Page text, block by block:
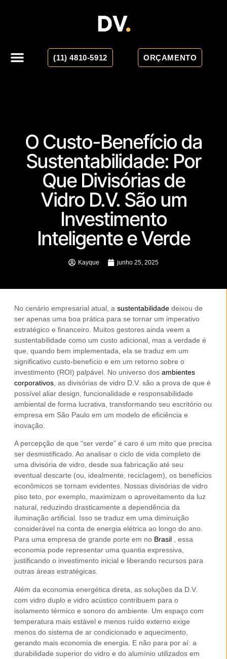
ORÇAMENTO
(11) 4810-5912
O Custo-Benefício da
Sustentabilidade: Por
Que Divisórias de
Vidro D.V. São um
Investimento
Inteligente e Verde
Kayque junho 25, 2025
No cenário empresarial atual, a sustentabilidade deixou de
ser apenas uma boa prática para se tornar um imperativo
estratégico e financeiro. Muitos gestores ainda veem a
sustentabilidade como um custo adicional, mas a verdade é
que, quando bem implementada, ela se traduz em um
significativo custo-benefício e em um retorno sobre o
investimento (ROI) palpável. No universo dos ambientes
corporativos , as divisórias de vidro D.V. são a prova de que é
possível aliar design, funcionalidade e responsabilidade
ambiental de forma lucrativa, transformando seu escritório ou
empresa em São Paulo em um modelo de eficiência e
inovação.
A percepção de que “ser verde” é caro é um mito que precisa
ser desmistificado. Ao analisar o ciclo de vida completo de
uma divisória de vidro, desde sua fabricação até seu
eventual descarte (ou, idealmente, reciclagem), os benefícios
econômicos se tornam evidentes. Nossas divisórias de vidro
piso teto, por exemplo, maximizam o aproveitamento da luz
natural, reduzindo drasticamente a dependência da
iluminação artificial. Isso se traduz em uma diminuição
considerável na conta de energia elétrica ao longo do ano.
Para uma empresa de grande porte em no Brasil , essa
economia pode representar uma quantia expressiva,
justificando o investimento inicial e liberando recursos para
outras áreas estratégicas.
Além da economia energética direta, as soluções da D.V.
com vidro duplo e vidro acústico contribuem para o
isolamento térmico e sonoro do ambiente. Um espaço com
temperatura mais estável e menos ruído externo exige
menos do sistema de ar condicionado e aquecimento,
gerando mais economia de energia. E não para por aí: a
durabilidade superior do vidro e do alumínio utilizados em